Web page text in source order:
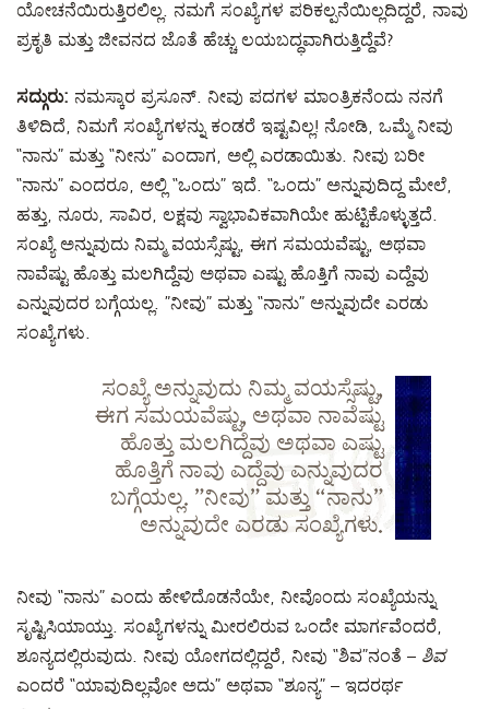
ಯೋಚನೆಯಿರುತ್ತಿರಲಿಲ್ಲ. ನಮಗೆ ಸಂಖ್ಯೆಗಳ ಪರಿಕಲ್ಪನೆಯಿಲ್ಲದಿದ್ದರೆ, ನಾವು
ಪ್ರಕೃತಿ ಮತ್ತು ಜೀವನದ ಜೊತೆ ಹೆಚ್ಚು ಲಯಬದ್ಧವಾಗಿರುತ್ತಿದ್ದೆವೆ?
ಸದ್ಗುರು: ನಮಸ್ಕಾರ ಪ್ರಸೂನ್. ನೀವು ಪದಗಳ ಮಾಂತ್ರಿಕನೆಂದು ನನಗೆ
ತಿಳಿದಿದೆ, ನಿಮಗೆ ಸಂಖ್ಯೆಗಳನ್ನು ಕಂಡರೆ ಇಷ್ಟವಿಲ್ಲ! ನೋಡಿ, ಒಮ್ಮೆ ನೀವು
“ನಾನು” ಮತ್ತು “ನೀನು” ಎಂದಾಗ, ಅಲ್ಲಿ ಎರಡಾಯಿತು. ನೀವು ಬರೀ
“ನಾನು” ಎಂದರೂ, ಅಲ್ಲಿ “ಒಂದು” ಇದೆ. “ಒಂದು” ಅನ್ನುವುದಿದ್ದ ಮೇಲೆ,
ಹತ್ತು, ನೂರು, ಸಾವಿರ, ಲಕ್ಷವು ಸ್ವಾಭಾವಿಕವಾಗಿಯೇ ಹುಟ್ಟಿಕೊಳ್ಳುತ್ತದೆ.
ಸಂಖ್ಯೆ ಅನ್ನುವುದು ನಿಮ್ಮ ವಯಸ್ಸೆಷ್ಟು, ಈಗ ಸಮಯವೆಷ್ಟು, ಅಥವಾ
ನಾವೆಷ್ಟು ಹೊತ್ತು ಮಲಗಿದ್ದೆವು ಅಥವಾ ಎಷ್ಟು ಹೊತ್ತಿಗೆ ನಾವು ಎದ್ದೆವು
ಎನ್ನುವುದರ ಬಗ್ಗೆಯಲ್ಲ. ”ನೀವು” ಮತ್ತು “ನಾನು” ಅನ್ನುವುದೇ ಎರಡು
ಸಂಖ್ಯೆಗಳು.
ಸಂಖ್ಯೆ ಅನ್ನುವುದು ನಿಮ್ಮ ವಯಸ್ಸೆಷ್ಟು,
ಈಗ ಸಮಯವೆಷ್ಟು, ಅಥವಾ ನಾವೆಷ್ಟು
ಹೊತ್ತು ಮಲಗಿದ್ದೆವು ಅಥವಾ ಎಷ್ಟು
ಹೊತ್ತಿಗೆ ನಾವು ಎದ್ದೆವು ಎನ್ನುವುದರ
ಬಗ್ಗೆಯಲ್ಲ. ”ನೀವು” ಮತ್ತು “ನಾನು”
ಅನ್ನುವುದೇ ಎರಡು ಸಂಖ್ಯೆಗಳು.
ನೀವು “ನಾನು” ಎಂದು ಹೇಳಿದೊಡನೆಯೇ, ನೀವೊಂದು ಸಂಖ್ಯೆಯನ್ನು
ಸೃಷ್ಟಿಸಿಯಾಯ್ತು. ಸಂಖ್ಯೆಗಳನ್ನು ಮೀರಲಿರುವ ಒಂದೇ ಮಾರ್ಗವೆಂದರೆ,
ಶೂನ್ಯದಲ್ಲಿರುವುದು. ನೀವು ಯೋಗದಲ್ಲಿದ್ದರೆ, ನೀವು “ಶಿವ”ನಂತೆ – ಶಿವ
ಎಂದರೆ “ಯಾವುದಿಲ್ಲವೋ ಅದು” ಅಥವಾ “ಶೂನ್ಯ” – ಇದರರ್ಥ